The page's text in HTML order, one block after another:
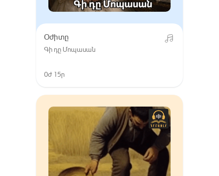
Օժիտը
Գի դը Մոպասան
0ժ 15ր